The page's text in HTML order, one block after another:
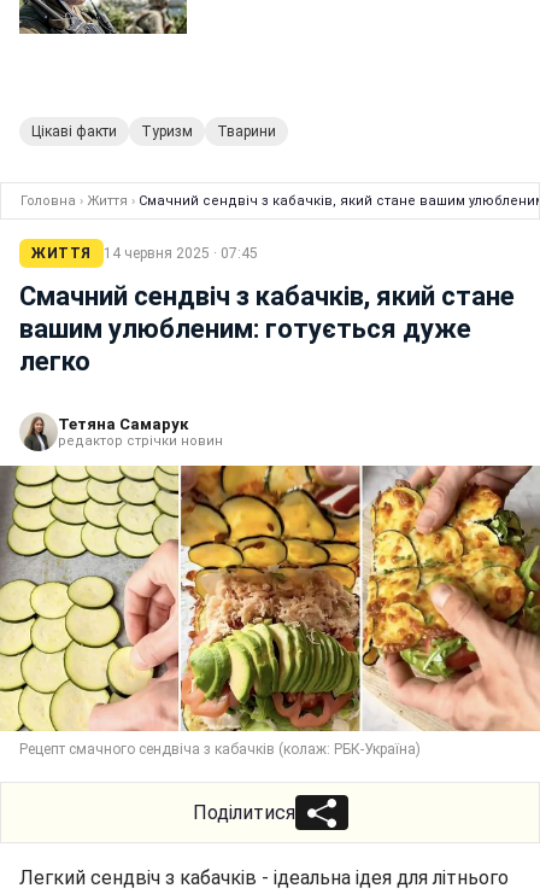
Цікаві факти Туризм Тварини
Головна › Життя › Смачний сендвіч з кабачків, який стане вашим
ЖИТТЯ 14 червня 2025 · 07:45
Смачний сендвіч з кабачків, який стане
вашим улюбленим: готується дуже
легко
Тетяна Самарук
редактор стрічки новин
Рецепт смачного сендвіча з кабачків (колаж: РБК-Україна)
Поділитися
Легкий сендвіч з кабачків - ідеальна ідея для літнього